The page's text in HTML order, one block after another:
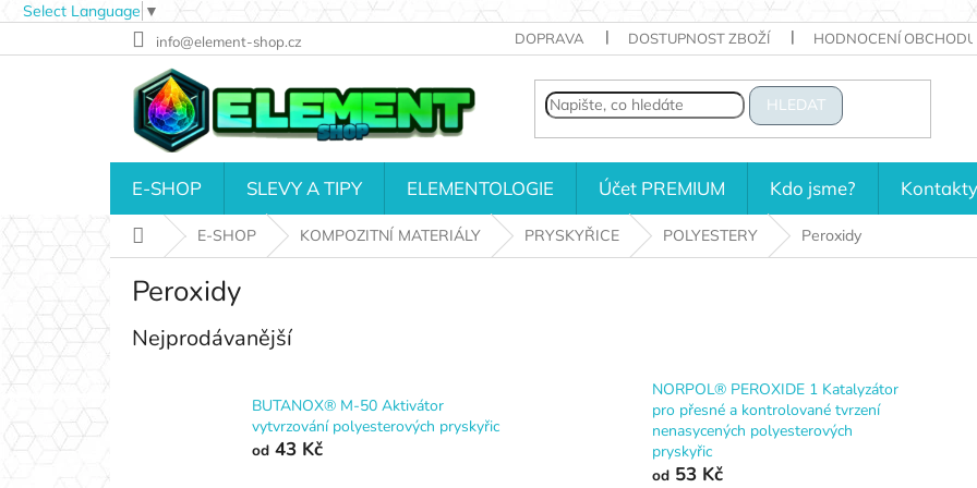
Select Language ▼
na
info@element-shop.cz DOPRAVA DOSTUPNOST ZBOŽÍ HODNOCENÍ OBCHODU
HLEDAT
E-SHOP SLEVY A TIPY ELEMENTOLOGIE Účet PREMIUM Kdo jsme? Kontakty
Domů E-SHOP KOMPOZITNÍ MATERIÁLY PRYSKYŘICE POLYESTERY Peroxidy
Peroxidy
Nejprodávanější
BUTANOX® M-50 Aktivátor
vytvrzování polyesterových pryskyřic
od43 Kč
NORPOL® PEROXIDE 1 Katalyzátor
pro přesné a kontrolované tvrzení
nenasycených polyesterových
pryskyřic
od 53 Kč